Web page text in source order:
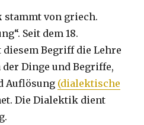
stammt von griech.
Seit dem 18.
Begriff die Lehre
der Dinge und Begriffe,
Auflösung (dialektische
Die Dialektik dient